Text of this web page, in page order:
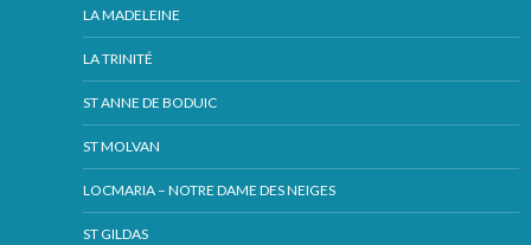
LA MADELEINE
LA TRINITÉ
ST ANNE DE BODUIC
ST MOLVAN
LOCMARIA – NOTRE DAME DES NEIGES
ST GILDAS